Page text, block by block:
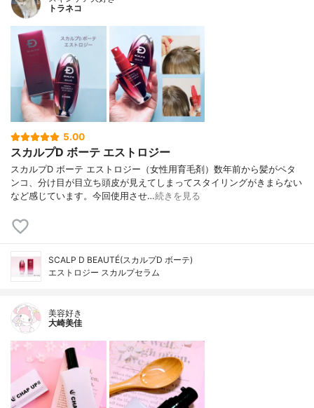
トラネコ
5.00
スカルプD ボーテ エストロジー
スカルプD ボーテ エストロジー（女性用育毛剤）数年前から髪がペタ
ンコ、分け目が目立ち頭皮が見えてしまってスタイリングがきまらない
など感じています。今回使用させ…続きを見る
SCALP D BEAUTÉ(スカルプD ボーテ)
エストロジー スカルプセラム
美容好き
大崎美佳